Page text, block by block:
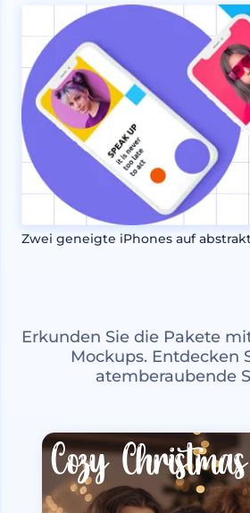
Zwei geneigte iPhones auf
Erkunden Sie die Pakete
Mockups. Entdecken
atemberaubende